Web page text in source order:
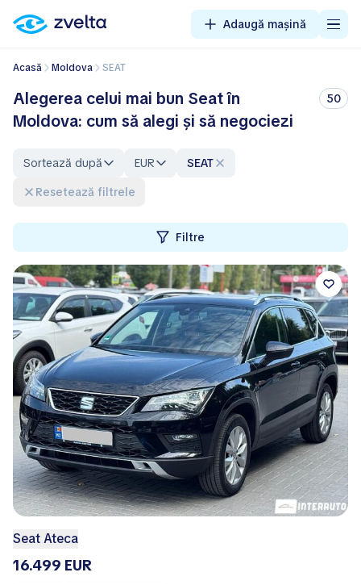
Adaugă mașină
Acasă Moldova SEAT
Alegerea celui mai bun Seat în
Moldova: cum să alegi și să negociezi
50
Sortează după EUR
SEAT
Resetează filtrele
Filtre
Seat Ateca
16.499 EUR